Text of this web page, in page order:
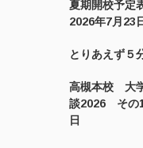
夏期開校予定
2026年7月23
とりあえず５
高槻本校 大
談2026 その
日